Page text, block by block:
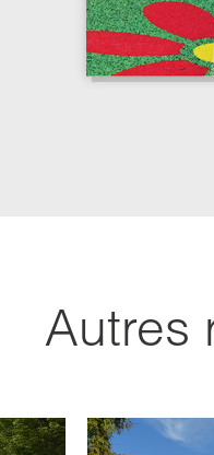
Autres